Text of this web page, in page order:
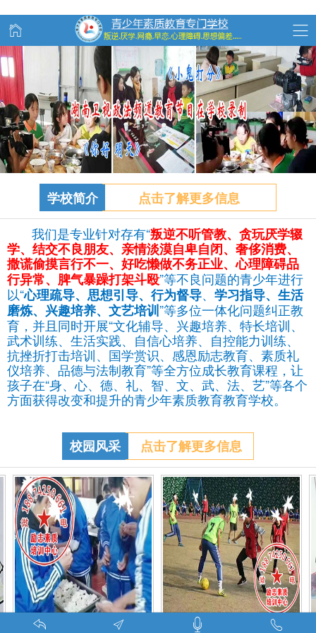
学校简介
点击了解更多信息
我们是专业针对存有“叛逆不听管教、 贪玩厌学辍
学、结交不良朋友、亲情淡漠自卑自闭、奢侈消费、
撒谎偷摸言行不一、好吃懒做不务正业、心理障碍品
行异常、脾气暴躁打架斗殴”等不良问题的青少年进行
以“心理疏导、思想引导、行为督导、 学习指导、生活
磨炼、兴趣培养、文艺培训”等多位一体化问题纠正教
育，并且同时开展“文化辅导、兴趣培养、特长培训、
武术训练、生活实践、自信心培养、自控能力训练、
抗挫折打击培训、国学赏识、感恩励志教育、素质礼
仪培养、品德与法制教育”等全方位成长教育课程，让
孩子在“身、心、德、礼、智、文、武、法、艺”等各个
方面获得改变和提升的青少年素质教育教育学校。
校园风采 点击了解更多信息
叛逆期孩子管教学校学生课外足球赛-叛逆的孩子怎么办